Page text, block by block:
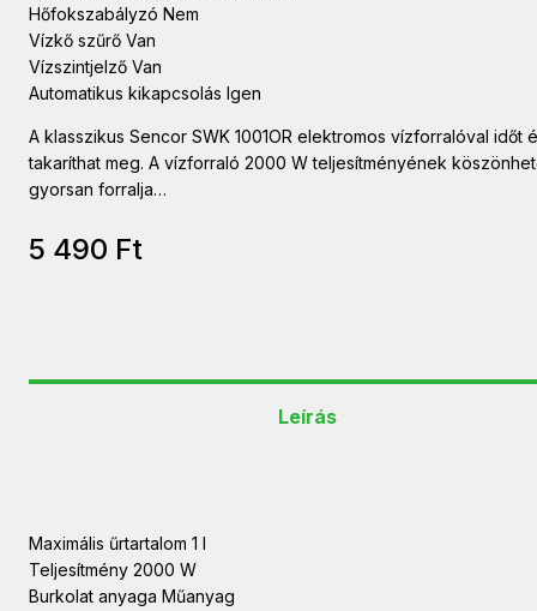
Hőfokszabályzó Nem
Vízkő szűrő Van
Vízszintjelző Van
Automatikus kikapcsolás Igen
A klasszikus Sencor SWK 1001OR elektromos vízforralóval időt
takaríthat meg. A vízforraló 2000 W teljesítményének
gyorsan forralja…
5 490 Ft
Leírás
Maximális űrtartalom 1 l
Teljesítmény 2000 W
Burkolat anyaga Műanyag